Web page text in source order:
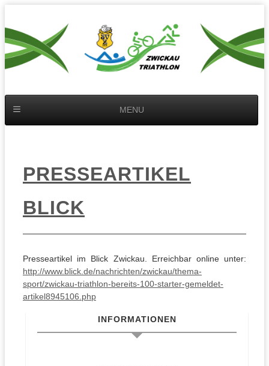
MENU
PRESSEARTIKEL
BLICK
Presseartikel im Blick Zwickau. Erreichbar online unter:
http://www.blick.de/nachrichten/zwickau/thema-
sport/zwickau-triathlon-bereits-100-starter-gemeldet-
artikel8945106.php
INFORMATIONEN